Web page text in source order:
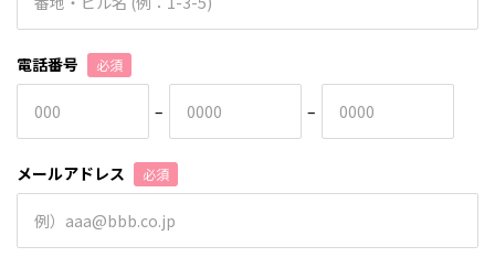
電話番号 必須
– –
メールアドレス 必須